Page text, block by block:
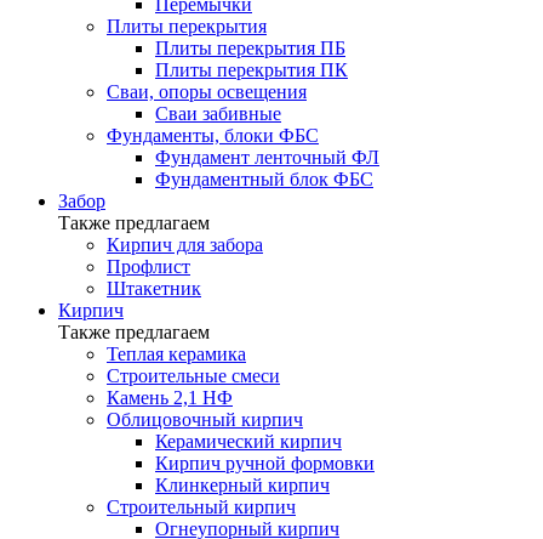
Перемычки
Плиты перекрытия
Плиты перекрытия ПБ
Плиты перекрытия ПК
Сваи, опоры освещения
Сваи забивные
Фундаменты, блоки ФБС
Фундамент ленточный ФЛ
Фундаментный блок ФБС
Забор
Также предлагаем
Кирпич для забора
Профлист
Штакетник
Кирпич
Также предлагаем
Теплая керамика
Строительные смеси
Камень 2,1 НФ
Облицовочный кирпич
Керамический кирпич
Кирпич ручной формовки
Клинкерный кирпич
Строительный кирпич
Огнеупорный кирпич